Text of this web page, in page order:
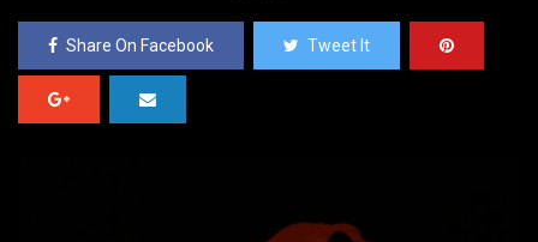
Share On Facebook Tweet It